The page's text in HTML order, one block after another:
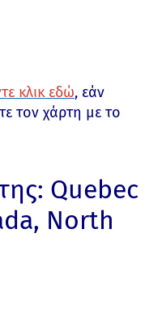
κλικ εδώ, εάν
τον χάρτη με το
Quebec
North